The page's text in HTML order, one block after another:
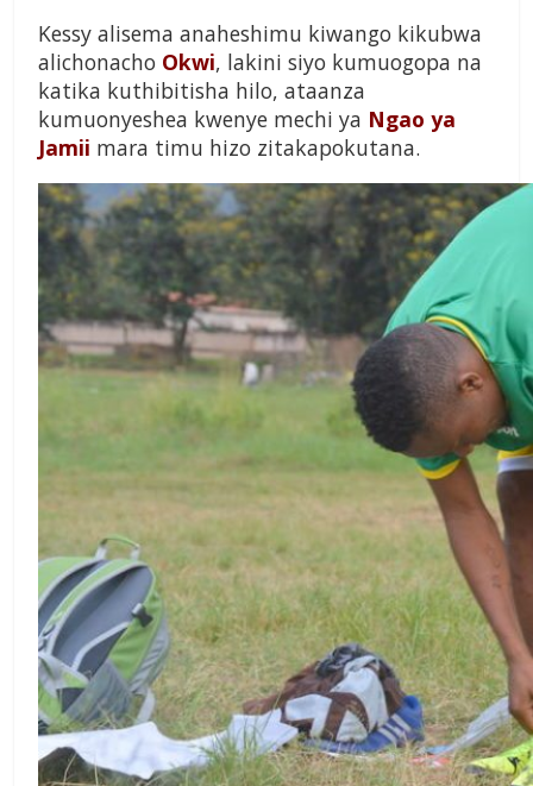
Kessy alisema anaheshimu kiwango kikubwa
alichonacho Okwi, lakini siyo kumuogopa na
katika kuthibitisha hilo, ataanza
kumuonyeshea kwenye mechi ya Ngao ya
Jamii mara timu hizo zitakapokutana.